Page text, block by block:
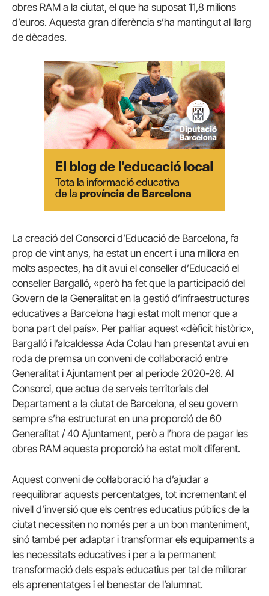
obres RAM a la ciutat, el que ha suposat 11,8 milions
d’euros. Aquesta gran diferència s’ha mantingut al llarg
de dècades.
La creació del Consorci d’Educació de Barcelona, fa
prop de vint anys, ha estat un encert i una millora en
molts aspectes, ha dit avui el conseller d’Educació el
conseller Bargalló, «però ha fet que la participació del
Govern de la Generalitat en la gestió d’infraestructures
educatives a Barcelona hagi estat molt menor que a
bona part del país». Per pal·liar aquest «dèficit històric»,
Bargalló i l’alcaldessa Ada Colau han presentat avui en
roda de premsa un conveni de col·laboració entre
Generalitat i Ajuntament per al periode 2020-26. Al
Consorci, que actua de serveis territorials del
Departament a la ciutat de Barcelona, el seu govern
sempre s’ha estructurat en una proporció de 60
Generalitat / 40 Ajuntament, però a l’hora de pagar les
obres RAM aquesta proporció ha estat molt diferent.
Aquest conveni de col·laboració ha d’ajudar a
reequilibrar aquests percentatges, tot incrementant el
nivell d’inversió que els centres educatius públics de la
ciutat necessiten no només per a un bon manteniment,
sinó també per adaptar i transformar els equipaments a
les necessitats educatives i per a la permanent
transformació dels espais educatius per tal de millorar
els aprenentatges i el benestar de l’alumnat.